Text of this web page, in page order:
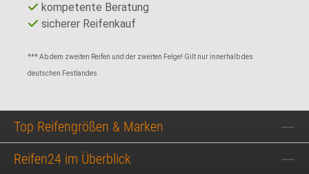
kompetente Beratung
sicherer Reifenkauf
*** Ab dem zweiten Reifen und der zweiten Felge! Gilt nur innerhalb des
deutschen Festlandes.
Top Reifengrößen & Marken
Reifen24 im Überblick